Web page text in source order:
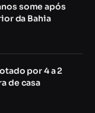
some após
da Bahia
por 4 a 2
de casa